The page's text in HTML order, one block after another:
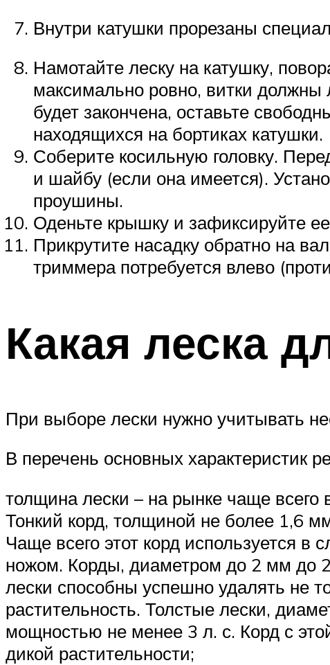
Внутри катушки прорезаны
Намотайте леску на катушку,
максимально ровно, витки
будет закончена, оставьте
находящихся на бортиках катушки.
Соберите косильную головку.
и шайбу (если она имеется).
проушины.
Оденьте крышку и зафиксируйте
Прикрутите насадку обратно на
триммера потребуется влево
Какая леска
При выборе лески нужно учитывать
В перечень основных характеристик
толщина лески – на рынке чаще всего
Тонкий корд, толщиной не более 1,6
Чаще всего этот корд используется в
ножом. Корды, диаметром до 2 мм до
лески способны успешно удалять не
растительность. Толстые лески,
мощностью не менее 3 л. с. Корд с
дикой растительности;